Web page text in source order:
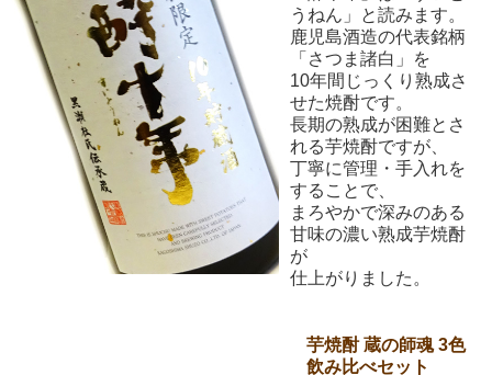
うねん」と読みます。
鹿児島酒造の代表銘柄
「さつま諸白」を
10年間じっくり熟成さ
せた焼酎です。
長期の熟成が困難とさ
れる芋焼酎ですが、
丁寧に管理・手入れを
することで、
まろやかで深みのある
甘味の濃い熟成芋焼酎
が
仕上がりました。
芋焼酎 蔵の師魂 3色
飲み比べセット